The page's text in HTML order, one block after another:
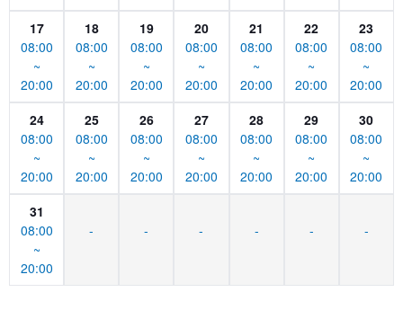
17
08:00
~
20:00
18
08:00
~
20:00
19
08:00
~
20:00
20
08:00
~
20:00
21
08:00
~
20:00
22
08:00
~
20:00
23
08:00
~
20:00
24
08:00
~
20:00
25
08:00
~
20:00
26
08:00
~
20:00
27
08:00
~
20:00
28
08:00
~
20:00
29
08:00
~
20:00
30
08:00
~
20:00
31
08:00
~
20:00
- - - - - -